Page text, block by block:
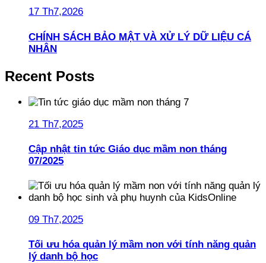
17 Th7,2026
CHÍNH SÁCH BẢO MẬT VÀ XỬ LÝ DỮ LIỆU CÁ
NHÂN
Recent Posts
21 Th7,2025
Cập nhật tin tức Giáo dục mầm non tháng
07/2025
09 Th7,2025
Tối ưu hóa quản lý mầm non với tính năng quản
lý danh bộ học